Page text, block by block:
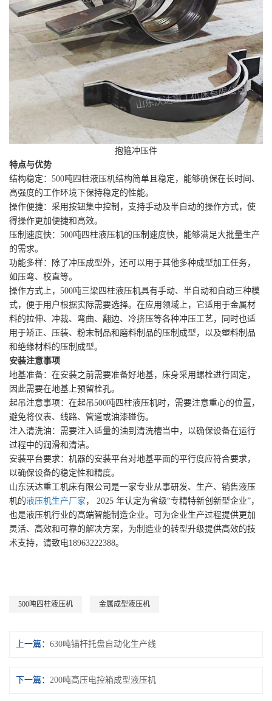
抱箍冲压件
特点与优势
结构稳定：500吨四柱液压机结构简单且稳定，能够确保在长时间、
高强度的工作环境下保持稳定的性能。
操作便捷：采用按钮集中控制，支持手动及半自动的操作方式，使
得操作更加便捷和高效。
压制速度快：500吨四柱液压机的压制速度快，能够满足大批量生产
的需求。
功能多样：除了冲压成型外，还可以用于其他多种成型加工任务，
如压弯、校直等。
操作方式上，500吨三梁四柱液压机具有手动、半自动和自动三种模
式，便于用户根据实际需要选择。在应用领域上，它适用于金属材
料的拉伸、冲裁、弯曲、翻边、冷挤压等各种冲压工艺，同时也适
用于矫正、压装、粉末制品和磨料制品的压制成型，以及塑料制品
和绝缘材料的压制成型。
安装注意事项
地基准备：在安装之前需要准备好地基，床身采用螺栓进行固定，
因此需要在地基上预留栓孔。
起吊注意事项：在起吊500吨四柱液压机时，需要注意重心的位置，
避免将仪表、线路、管道或油漆碰伤。
注入清洗油：需要注入适量的油到清洗槽当中，以确保设备在运行
过程中的润滑和清洁。
安装平台要求：机器的安装平台对地基平面的平行度应符合要求，
以确保设备的稳定性和精度。
山东沃达重工机床有限公司是一家专业从事研发、生产、销售液压
机的液压机生产厂家 ， 2025 年认定为省级“专精特新创新型企业”，
也是液压机行业的高端智能制造企业。可为企业生产过程提供更加
灵活、高效和可靠的解决方案，为制造业的转型升级提供高效的技
术支持，请致电18963222388。
500吨四柱液压机 金属成型液压机
上一篇： 630吨锚杆托盘自动化生产线
下一篇： 200吨高压电控箱成型液压机